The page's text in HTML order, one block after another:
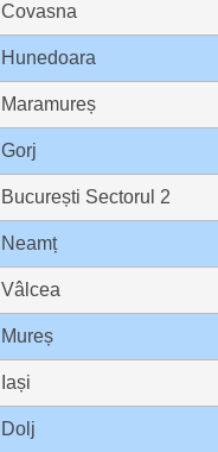
Covasna
Hunedoara
Maramureș
Gorj
București Sectorul 2
Neamț
Vâlcea
Mureș
Iași
Dolj